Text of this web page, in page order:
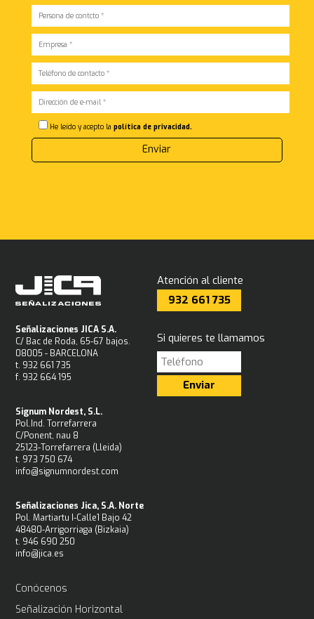
He leído y acepto la política de privacidad.
Señalizaciones JICA S.A.
C/ Bac de Roda, 65-67 bajos.
08005 - BARCELONA
t. 932 661 735
f. 932 664 195
Signum Nordest, S.L.
Pol.Ind. Torrefarrera
C/Ponent, nau 8
25123-Torrefarrera (Lleida)
t. 973 750 674
info@signumnordest.com
Señalizaciones Jica, S.A. Norte
Pol. Martiartu I-Calle1 Bajo 42
48480-Arrigorriaga (Bizkaia)
t. 946 690 250
info@jica.es
Atención al cliente
932 661 735
Si quieres te llamamos
Conócenos
Señalización Horizontal